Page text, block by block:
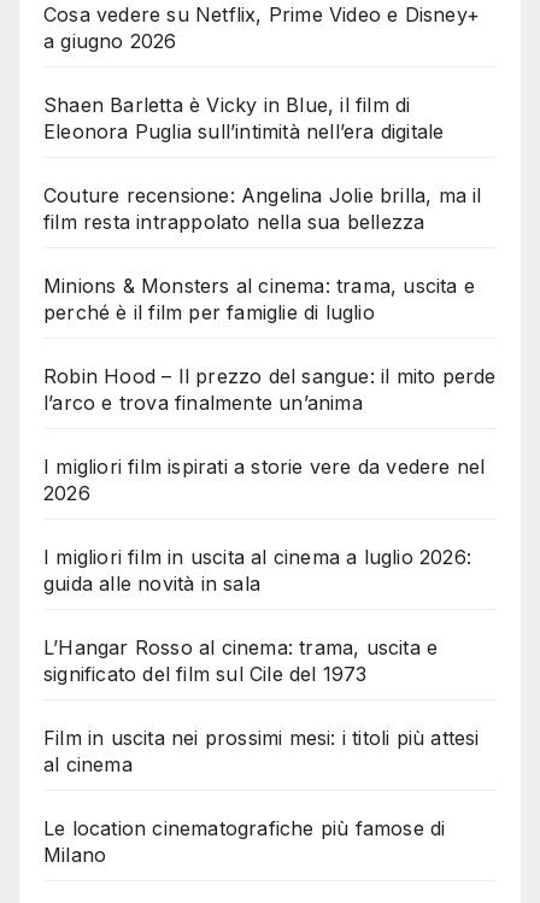
Cosa vedere su Netflix, Prime Video e Disney+
a giugno 2026
Shaen Barletta è Vicky in Blue, il film di
Eleonora Puglia sull’intimità nell’era digitale
Couture recensione: Angelina Jolie brilla, ma il
film resta intrappolato nella sua bellezza
Minions & Monsters al cinema: trama, uscita e
perché è il film per famiglie di luglio
Robin Hood – Il prezzo del sangue: il mito perde
l’arco e trova finalmente un’anima
I migliori film ispirati a storie vere da vedere nel
2026
I migliori film in uscita al cinema a luglio 2026:
guida alle novità in sala
L’Hangar Rosso al cinema: trama, uscita e
significato del film sul Cile del 1973
Film in uscita nei prossimi mesi: i titoli più attesi
al cinema
Le location cinematografiche più famose di
Milano